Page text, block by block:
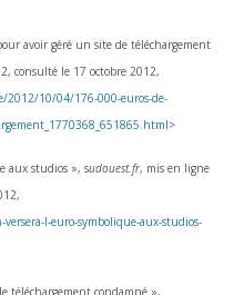
avoir géré un site de téléchargement
consulté le 17 octobre 2012,
10/04/176-000-euros-de-
>
aux studios », sudouest.fr, mis en ligne
l-euro-symbolique-aux-studios-
téléchargement condamné »,